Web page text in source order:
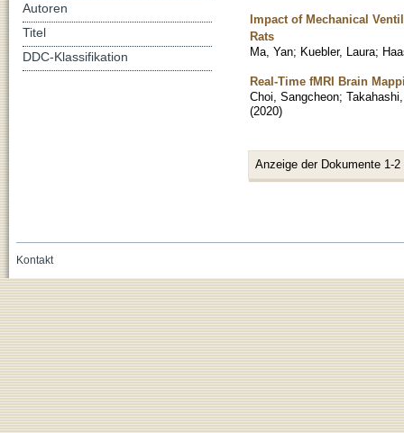
Impact of Mechanical
Rats
Ma, Yan; Kuebler, Laura;
Real-Time fMRI Brain
Choi, Sangcheon;
(2020)
Anzeige der Dokumente 1-2
Autoren
Titel
DDC-Klassifikation
Kontakt